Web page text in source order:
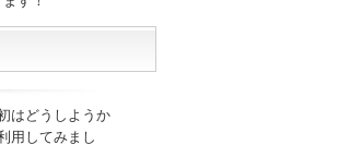
はどうしようか
用してみまし